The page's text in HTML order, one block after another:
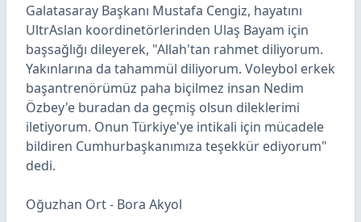
Galatasaray Başkanı Mustafa Cengiz, hayatını
UltrAslan koordinetörlerinden Ulaş Bayam için
başsağlığı dileyerek, "Allah'tan rahmet diliyorum.
Yakınlarına da tahammül diliyorum. Voleybol erkek
başantrenörümüz paha biçilmez insan Nedim
Özbey'e buradan da geçmiş olsun dileklerimi
iletiyorum. Onun Türkiye'ye intikali için mücadele
bildiren Cumhurbaşkanımıza teşekkür ediyorum"
dedi.
Oğuzhan Ort - Bora Akyol